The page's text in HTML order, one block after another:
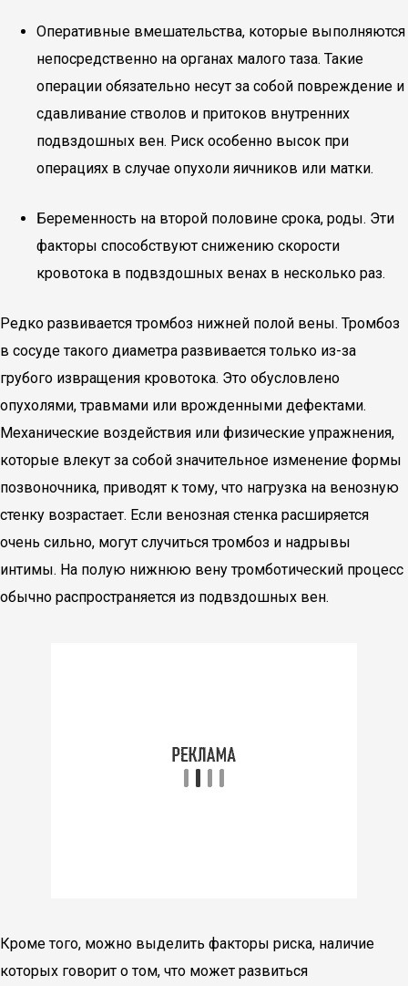
Оперативные вмешательства, которые выполняются
непосредственно на органах малого таза. Такие
операции обязательно несут за собой повреждение и
сдавливание стволов и притоков внутренних
подвздошных вен. Риск особенно высок при
операциях в случае опухоли яичников или матки.
Беременность на второй половине срока, роды. Эти
факторы способствуют снижению скорости
кровотока в подвздошных венах в несколько раз.
Редко развивается тромбоз нижней полой вены. Тромбоз
в сосуде такого диаметра развивается только из-за
грубого извращения кровотока. Это обусловлено
опухолями, травмами или врожденными дефектами.
Механические воздействия или физические упражнения,
которые влекут за собой значительное изменение формы
позвоночника, приводят к тому, что нагрузка на венозную
стенку возрастает. Если венозная стенка расширяется
очень сильно, могут случиться тромбоз и надрывы
интимы. На полую нижнюю вену тромботический процесс
обычно распространяется из подвздошных вен.
Кроме того, можно выделить факторы риска, наличие
которых говорит о том, что может развиться